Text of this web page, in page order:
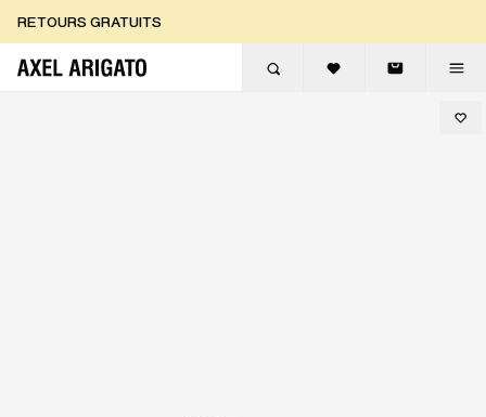
RETOURS GRATUITS
LIVRAISON EXPRESS GRATUITE